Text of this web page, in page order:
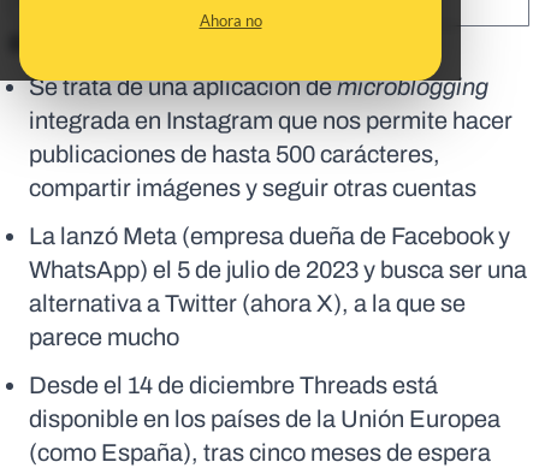
Ahora no
Se trata de una aplicación demicroblogging
integrada en Instagram que nos permite hacer
publicaciones de hasta 500 carácteres,
compartir imágenes y seguir otras cuentas
La lanzó Meta (empresa dueña de Facebook y
WhatsApp) el 5 de julio de 2023 y busca ser una
alternativa a Twitter (ahora X), a la que se
parece mucho
Desde el 14 de diciembre Threads está
disponible en los países de la Unión Europea
(como España), tras cinco meses de espera